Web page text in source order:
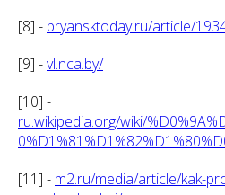
[8] - bryansktoday.ru/article/
[9] -vl.nca.by/
[10] -
ru.wikipedia.org/wiki/
[11] - m2.ru/media/article/kak-